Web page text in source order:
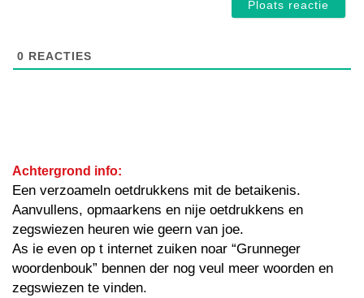
0 REACTIES
Achtergrond info:
Een verzoameln oetdrukkens mit de betaikenis.
Aanvullens, opmaarkens en nije oetdrukkens en
zegswiezen heuren wie geern van joe.
As ie even op t internet zuiken noar “Grunneger
woordenbouk” bennen der nog veul meer woorden en
zegswiezen te vinden.